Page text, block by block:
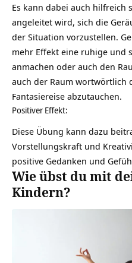
Es kann dabei auch hilfreich
angeleitet wird, sich die
der Situation vorzustellen.
mehr Effekt eine ruhige und
anmachen oder auch den
auch der Raum wortwörtlich
Fantasiereise abzutauchen.
Positiver Effekt:
Diese Übung kann dazu
Vorstellungskraft und
positive Gedanken und
Wie übst du mit
Kindern?